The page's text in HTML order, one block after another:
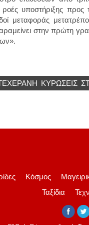
υποστήριξης
μεταφοράς
στην πρώτη
ΚΥΡΏΣΕΙΣ
Κόσμος
Ταξίδια